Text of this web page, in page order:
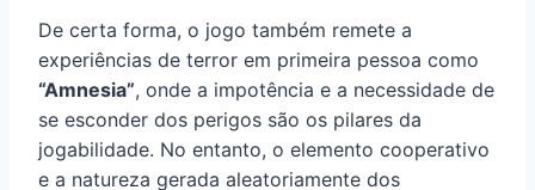
De certa forma, o jogo também remete a
experiências de terror em primeira pessoa como
“Amnesia”, onde a impotência e a necessidade de
se esconder dos perigos são os pilares da
jogabilidade. No entanto, o elemento cooperativo
e a natureza gerada aleatoriamente dos